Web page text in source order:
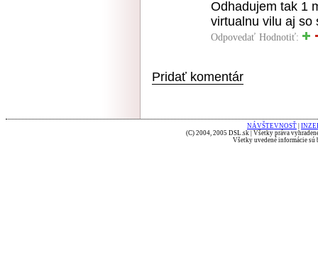
Odhadujem tak 1
virtualnu vilu aj so
Odpovedať Hodnotiť:
Pridať komentár
NÁVŠTEVNOSŤ
(C) 2004, 2005 DSL.sk | Všetky práva
Všetky uvedené informácie sú